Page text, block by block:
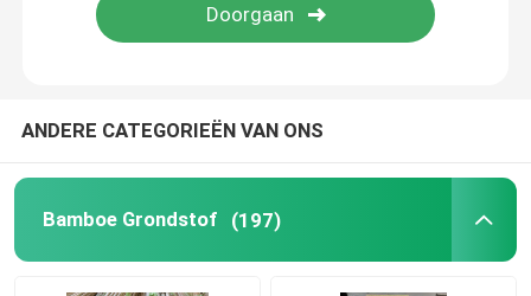
massieve bamboe vloeren
ANDERE CATEGORIEËN VAN ONS
Bamboe Grondstof (197)